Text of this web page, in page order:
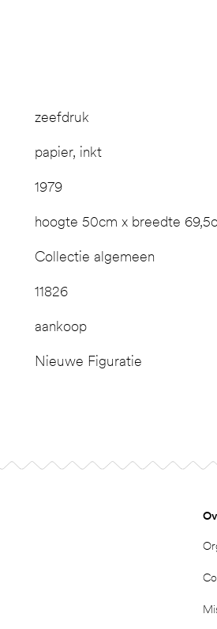
zeefdruk
papier, inkt
1979
hoogte 50cm x breedte
Collectie algemeen
11826
aankoop
Nieuwe Figuratie